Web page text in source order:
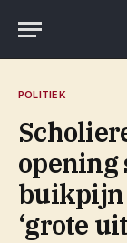
POLITIEK
opening
buikpijn
‘grote